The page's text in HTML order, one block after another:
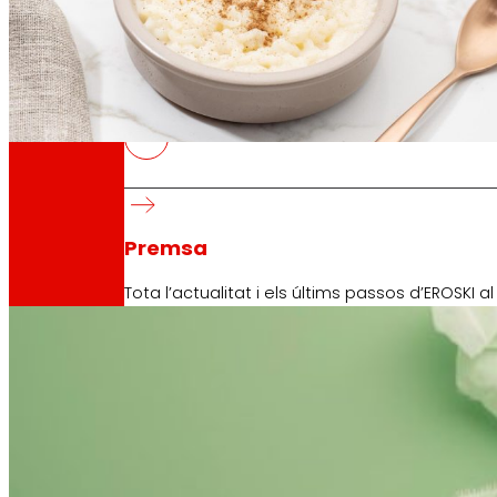
Aldia
Premsa
Tota l’actualitat i els últims passos d’EROSKI
DELIFUNGUS, postres veganes riques en